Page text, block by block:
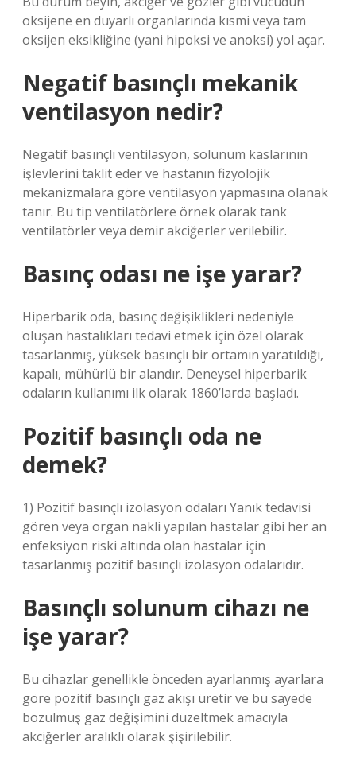
oksijene en duyarlı organlarında kısmi veya tam
oksijen eksikliğine (yani hipoksi ve anoksi) yol açar.
Negatif basınçlı mekanik
ventilasyon nedir?
Negatif basınçlı ventilasyon, solunum kaslarının
işlevlerini taklit eder ve hastanın fizyolojik
mekanizmalara göre ventilasyon yapmasına olanak
tanır. Bu tip ventilatörlere örnek olarak tank
ventilatörler veya demir akciğerler verilebilir.
Basınç odası ne işe yarar?
Hiperbarik oda, basınç değişiklikleri nedeniyle
oluşan hastalıkları tedavi etmek için özel olarak
tasarlanmış, yüksek basınçlı bir ortamın yaratıldığı,
kapalı, mühürlü bir alandır. Deneysel hiperbarik
odaların kullanımı ilk olarak 1860’larda başladı.
Pozitif basınçlı oda ne
demek?
1) Pozitif basınçlı izolasyon odaları Yanık tedavisi
gören veya organ nakli yapılan hastalar gibi her an
enfeksiyon riski altında olan hastalar için
tasarlanmış pozitif basınçlı izolasyon odalarıdır.
Basınçlı solunum cihazı ne
işe yarar?
Bu cihazlar genellikle önceden ayarlanmış ayarlara
göre pozitif basınçlı gaz akışı üretir ve bu sayede
bozulmuş gaz değişimini düzeltmek amacıyla
akciğerler aralıklı olarak şişirilebilir.